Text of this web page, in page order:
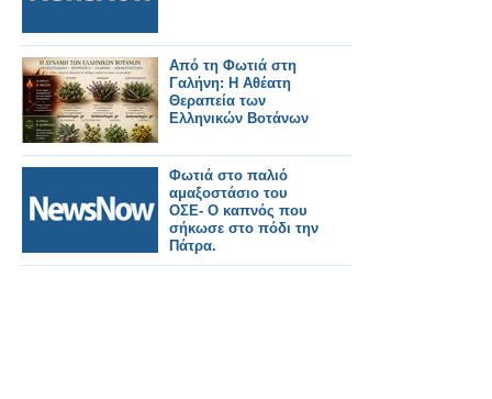
Από τη Φωτιά στη
Γαλήνη: Η Αθέατη
Θεραπεία των
Ελληνικών Βοτάνων
Φωτιά στο παλιό
αμαξοστάσιο του
ΟΣΕ- Ο καπνός που
σήκωσε στο πόδι την
Πάτρα.